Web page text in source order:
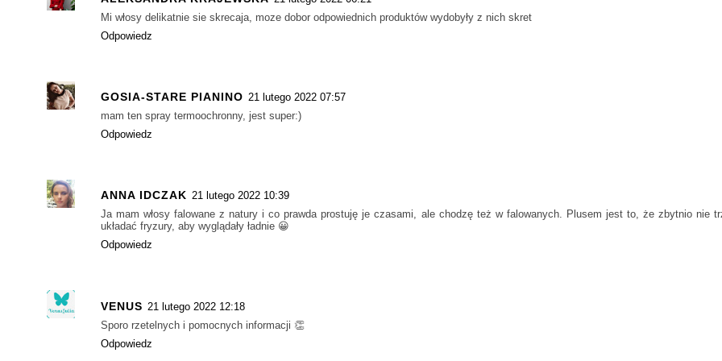
Mi włosy delikatnie sie skrecaja, moze dobor odpowiednich produktów wydobyły z nich skret
Odpowiedz
GOSIA-STARE PIANINO 21 lutego 2022 07:57
mam ten spray termoochronny, jest super:)
Odpowiedz
ANNA IDCZAK 21 lutego 2022 10:39
Ja mam włosy falowane z natury i co prawda prostuję je czasami, ale chodzę też w falowanych. Plusem jest to, że zbytnio nie
układać fryzury, aby wyglądały ładnie 😀
Odpowiedz
VENUS 21 lutego 2022 12:18
Sporo rzetelnych i pomocnych informacji 👏
Odpowiedz